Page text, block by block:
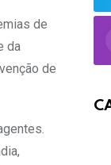
de
da
de